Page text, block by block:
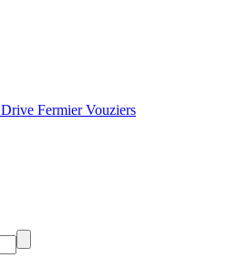
Drive Fermier Vouziers